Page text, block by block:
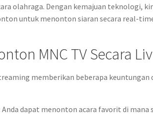
olahraga. Dengan kemajuan teknologi,
untuk menonton siaran secara real-
MNC TV Secara
memberikan beberapa
Anda dapat menonton acara favorit di mana